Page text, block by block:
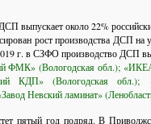
ДСП выпускает около 22%
рост производства ДСП на
г. в СЗФО производство ДСП
ФМК» (Вологодская обл.);
КДП» (Вологодская обл.);
Невский ламинат»
пятый год подряд. В